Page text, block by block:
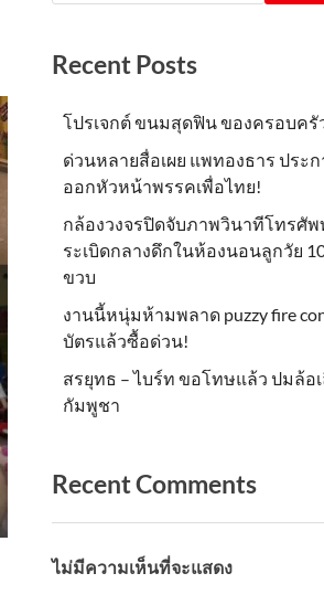
Recent Posts
โปรเจกต์ ขนมสุดฟิน ของครอบครั
ด่วนหลายสื่อเผย แพทองธาร ประ
ออกหัวหน้าพรรคเพื่อไทย!
กล้องวงจรปิดจับภาพวินาทีโทรศั
ระเบิดกลางดึกในห้องนอนลูกวัย
ขวบ
งานนี้หนุ่มห้ามพลาด puzzy fire
บัตรแล้วซื้อด่วน!
สรยุทธ – ไบร์ท ขอโทษแล้ว ปมล้อ
กัมพูชา
Recent Comments
ไม่มีความเห็นที่จะแสดง